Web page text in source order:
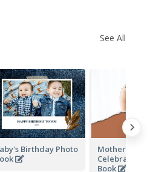
See All
Birthday Photo
Mother's Love
Celebration
Book